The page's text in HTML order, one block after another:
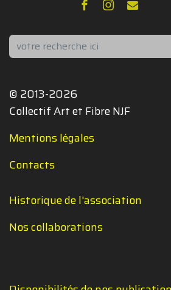
Rechercher
© 2013-2026
Collectif Art et Fibre NJF
Mentions légales
Contacts
Historique de l'association
Nos collaborations